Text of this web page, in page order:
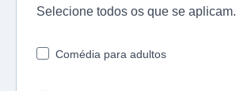
Selecione todos os que se aplicam.
Comédia para adultos